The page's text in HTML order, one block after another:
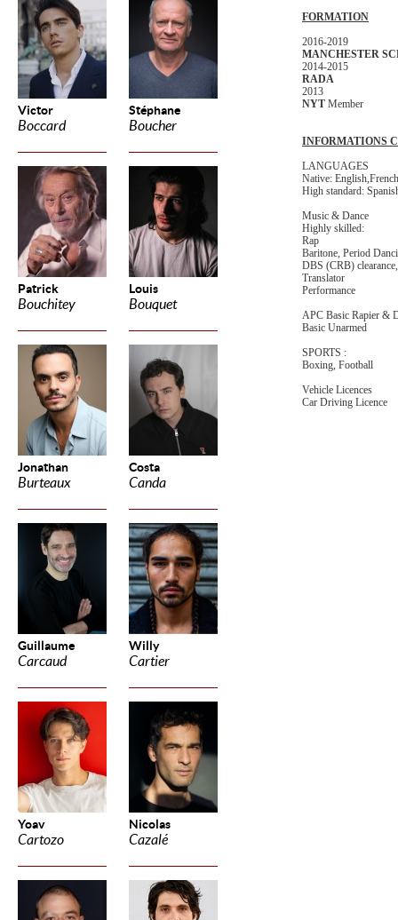
Victor
Boccard
Stéphane
Boucher
Patrick
Bouchitey
Louis
Bouquet
Jonathan
Burteaux
Costa
Canda
Guillaume
Carcaud
Willy
Cartier
Yoav
Cartozo
Nicolas
Cazalé
FORMATION
2016-2019
MANCHESTER
2014-2015
RADA
2013
NYT Member
INFORMATIONS
LANGUAGES
Native: English,French
High standard:
Music & Dance
Highly skilled:
Rap
Baritone, Period
DBS (CRB)
Translator
Performance
APC Basic Rapier &
Basic Unarmed
SPORTS :
Boxing, Football
Vehicle Licences
Car Driving Licence